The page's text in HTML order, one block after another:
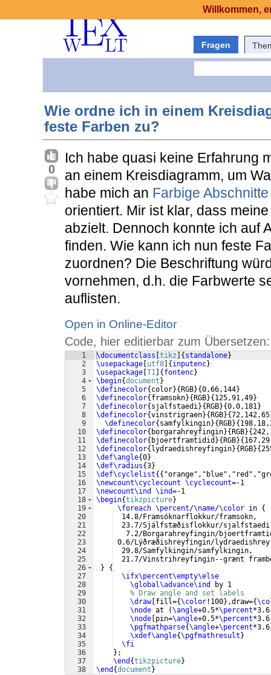
Fragen
Wie ordne ich in einem
feste Farben zu?
0
Ich habe quasi keine Erfahrung
an einem Kreisdiagramm, um
habe mich an Farbige
orientiert. Mir ist klar, dass
abzielt. Dennoch konnte ich auf
finden. Wie kann ich nun feste
zuordnen? Die Beschriftung
vornehmen, d.h. die Farbwerte
auflisten.
Open in Online-Editor
Code, hier editierbar zum Übersetzen:
1
2
3
4
5
6
7
8
9
10
11
12
13
14
15
16
17
18
19
20
21
22
23
24
25
26
27
28
29
30
31
32
33
34
35
36
37
38
\documentclass tikz { standalone}
\usepackage utf8 { inputenc}
\usepackage T1 { fontenc}
\begin{document }
\definecolor{ color}{ RGB}{0,66,144}
\definecolor{ framsokn}{ RGB}{ 125,91,49}
\definecolor{ sjalfstaedi}{ RGB}{0,0,181}
\definecolor{vinstrigraen}{ RGB}{72,142,65
\definecolor{ samfylkingin}{ RGB}{
\definecolor{ borgarahreyfingin}{ RGB}{
\definecolor{ bjoertframtidid }{ RGB}{
\definecolor{ lydraedishreyfingin}{ RGB}{
\def\angle{0}
\def\radius{3}
\def\cyclelist{{
\newcount\cyclecount \cyclecount=-1
\newcount\ind
\ind=-1
\begin{tikzpicture}
\foreach \percent/\name/\color in {
  14.8/Framsóknarflokkur/framsokn,
23.7/Sjálfstæðisflokkur/
7.2/Borgarahreyfingin/
0.6/Lýðræðishreyfingin/
  29.8/Samfylkingin/samfylkingin,
21.7/Vinstrihreyfingin--grænt
}
{
\ifx\percent\empty\else
\global\advance\ind
by
% Draw angle and set labels
\draw[ fill={\color !100} ,draw={
\node at (\angle+0.5*\percent
\node pin=\angle+0.5*\percent
\pgfmathparse{\angle+\percent*3.6
\xdef\angle{\pgfmathresult }
\fi
} ;
\end {tikzpicture}
\end {document }
Willkommen,